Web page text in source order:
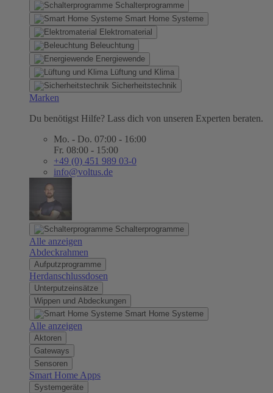
Schalterprogramme
Smart Home Systeme
Elektromaterial
Beleuchtung
Energiewende
Lüftung und Klima
Sicherheitstechnik
Marken
Du benötigst Hilfe? Lass dich von unseren Experten beraten.
Mo. - Do. 07:00 - 16:00
Fr. 08:00 - 15:00
+49 (0) 451 989 03-0
info@voltus.de
Schalterprogramme
Alle anzeigen
Abdeckrahmen
Aufputzprogramme
Herdanschlussdosen
Unterputzeinsätze
Wippen und Abdeckungen
Smart Home Systeme
Alle anzeigen
Aktoren
Gateways
Sensoren
Smart Home Apps
Systemgeräte